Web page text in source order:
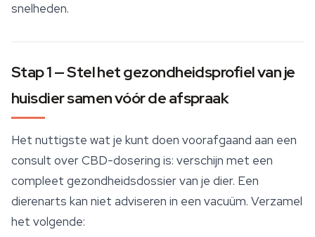
snelheden.
Stap 1 — Stel het gezondheidsprofiel van je
huisdier samen vóór de afspraak
Het nuttigste wat je kunt doen voorafgaand aan een
consult over CBD-dosering is: verschijn met een
compleet gezondheidsdossier van je dier. Een
dierenarts kan niet adviseren in een vacuüm. Verzamel
het volgende: